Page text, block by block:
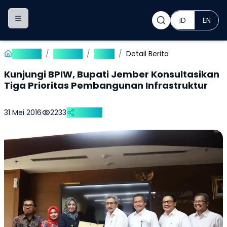
Toggle navigation menu ID EN
/ / / Detail Berita
Kunjungi BPIW, Bupati Jember Konsultasikan
Tiga Prioritas Pembangunan Infrastruktur
31 Mei 2016 2233